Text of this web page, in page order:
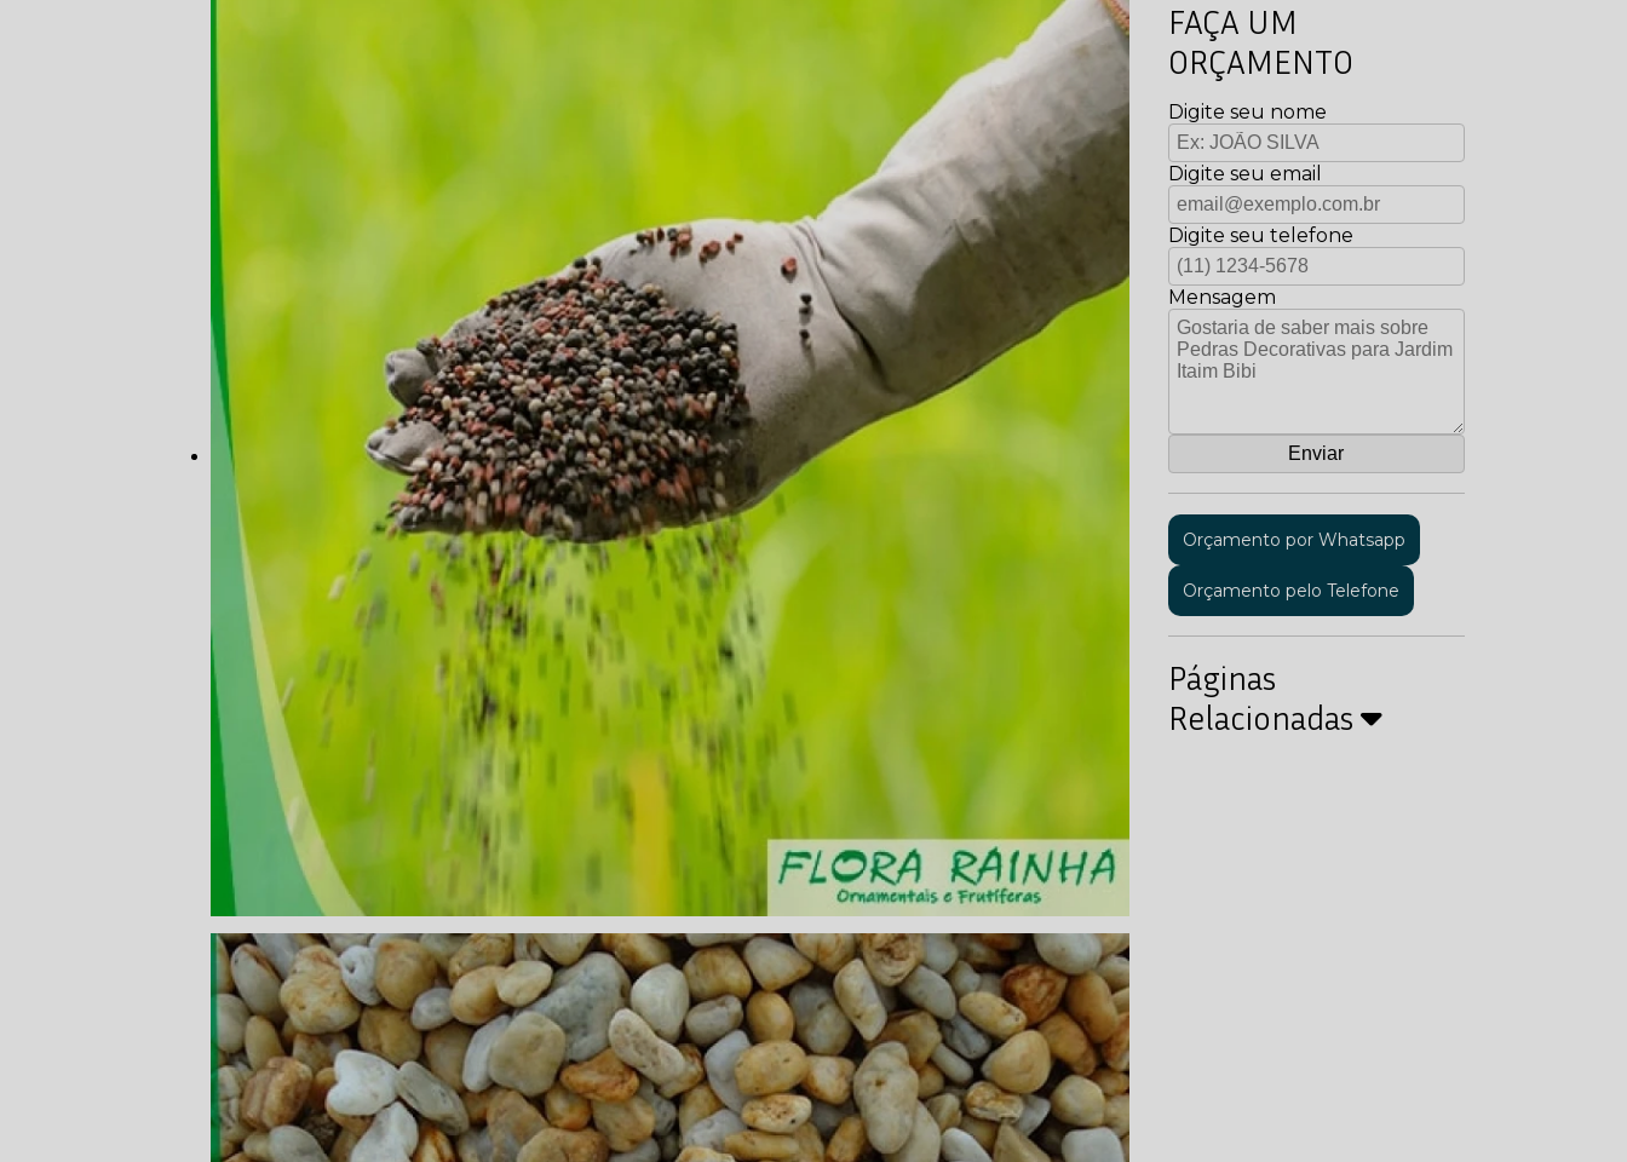
FAÇA UM
ORÇAMENTO
Digite seu nome
Digite seu email
Digite seu telefone
Mensagem
Orçamento por Whatsapp
Orçamento pelo Telefone
Páginas
Relacionadas